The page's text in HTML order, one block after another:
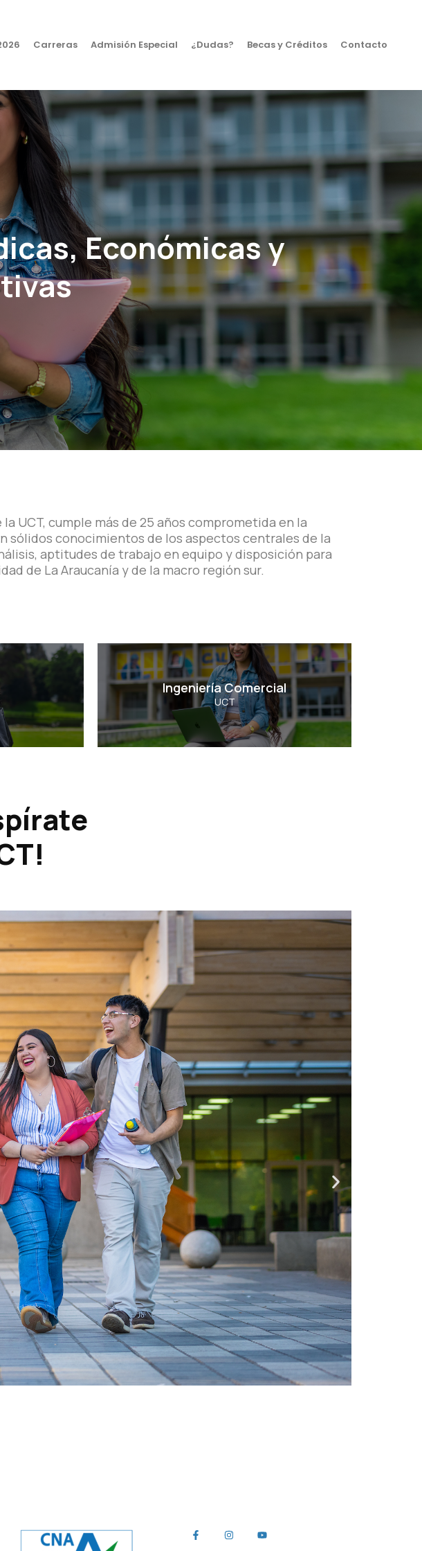
Carreras Admisión Especial ¿Dudas? Becas y Créditos Contacto
Económicas y
UCT, cumple más de 25 años comprometida en la
conocimientos de los aspectos centrales de la
aptitudes de trabajo en equipo y disposición para
de La Araucanía y de la macro región sur.
Ingeniería Comercial
UCT
Ingeniería Comercial
Ver Carrera